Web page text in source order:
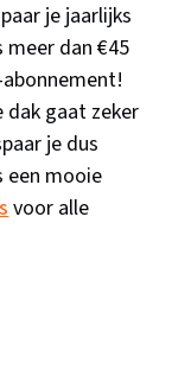
je jaarlijks
meer dan €45
dak gaat zeker
je dus
een mooie
voor alle